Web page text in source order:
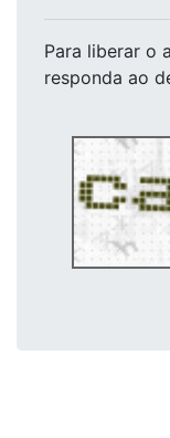
Para liberar o
responda ao